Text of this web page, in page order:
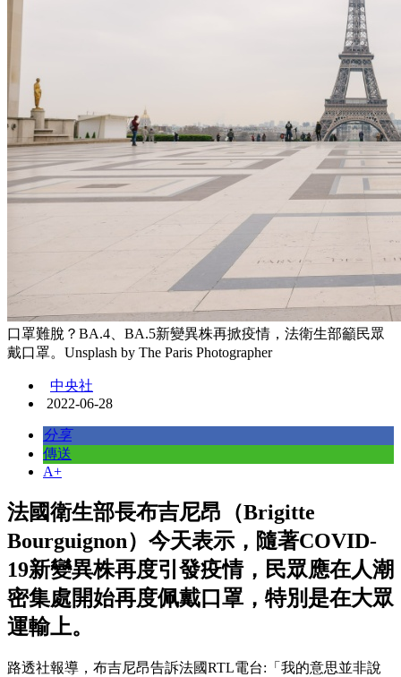
口罩難脫？BA.4、BA.5新變異株再掀疫情，法衛生部籲民眾
戴口罩。Unsplash by The Paris Photographer
中央社
2022-06-28
分享
傳送
A+
法國衛生部長布吉尼昂（Brigitte
Bourguignon）今天表示，隨著COVID-
19新變異株再度引發疫情，民眾應在人潮
密集處開始再度佩戴口罩，特別是在大眾
運輸上。
路透社報導，布吉尼昂告訴法國RTL電台:「我的意思並非說